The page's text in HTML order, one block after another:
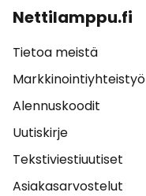
Nettilamppu.fi
Tietoa meistä
Markkinointiyhteistyö
Alennuskoodit
Uutiskirje
Tekstiviestiuutiset
Asiakasarvostelut